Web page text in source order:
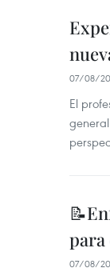
07/08/
El
para
07/08/